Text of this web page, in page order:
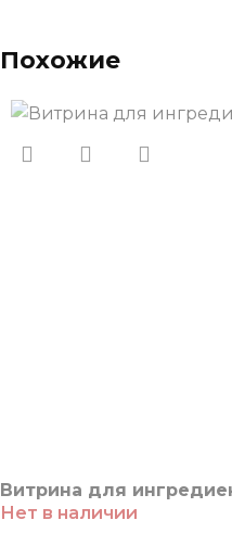
Похожие
Витрина для
Нет в наличии